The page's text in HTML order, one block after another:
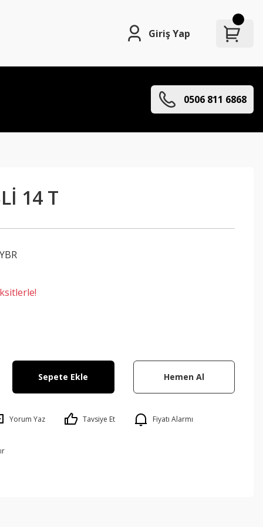
Giriş Yap
0506 811 6868
14 T
Sepete Ekle Hemen Al
Yorum Yaz Tavsiye Et Fiyatı Alarmı